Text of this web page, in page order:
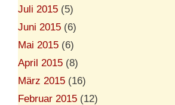
Juli 2015 (5)
Juni 2015 (6)
Mai 2015 (6)
April 2015 (8)
März 2015 (16)
Februar 2015 (12)